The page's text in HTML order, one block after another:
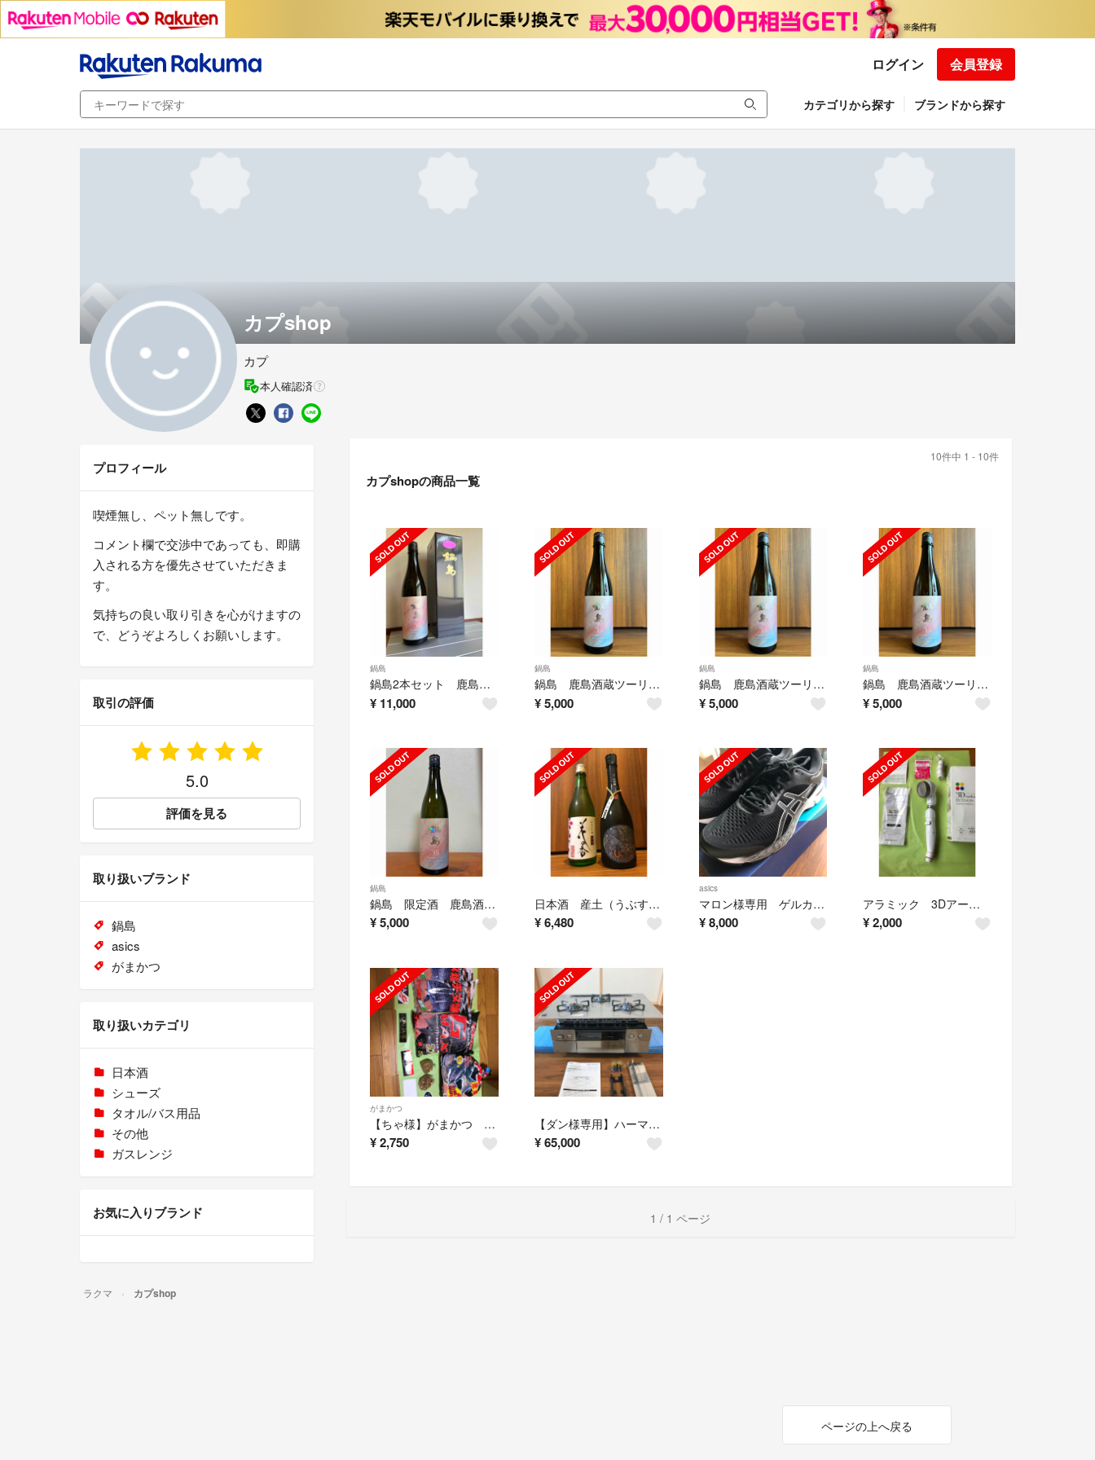
ログイン 会員登録
カテゴリから探す ブランドから探す
カプshop
カプ
本人確認済
10件中 1 - 10件
カプshopの商品一覧
鍋島
鍋島2本セット 鹿島酒蔵ツーリズム限定酒2026 & 純米大吟醸愛山
¥ 11,000
鍋島
鍋島 鹿島酒蔵ツーリズム 2026 限定酒 720ml
¥5,000
鍋島
鍋島 鹿島酒蔵ツーリズム 2026 限定酒 720ml
¥ 5,000
鍋島
鍋島 鹿島酒蔵ツーリズム 2026 限定酒 720ml
¥5,000
鍋島
鍋島 限定酒 鹿島酒蔵ツーリズム 2026 720ml
¥5,000
日本酒 産土（うぶすな）、花の香 純米大吟醸 2本セット
¥6,480
asics
マロン様専用 ゲルカヤノ 27.5 ワイド アシックス ランニングシューズ
¥ 8,000
アラミック 3Dアースシャワー シャワーヘッド ジャパネット 60%節水
¥2,000
がまかつ
【ちゃ様】がまかつ バリバス ステッカー 集魚材 マルキュー ヒロキュー マキエ
¥2,750
【ダン様専用】ハーマン ピアット ビルトイン ガスコンロ
¥65,000
1 / 1 ページ
プロフィール
喫煙無し、ペット無しです。
コメント欄で交渉中であっても、即購
入される方を優先させていただきま
す。
気持ちの良い取り引きを心がけますの
で、どうぞよろしくお願いします。
取引の評価
5.0
評価を見る
取り扱いブランド
鍋島
asics
がまかつ
取り扱いカテゴリ
日本酒
シューズ
タオル/バス用品
その他
ガスレンジ
お気に入りブランド
ラクマ カプshop
ページの上へ戻る